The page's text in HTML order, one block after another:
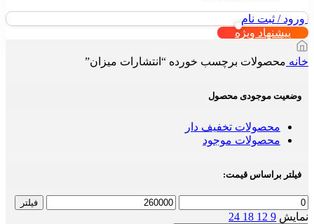
ورود / ثبت نام
پیشنهاد ویژه
خانه محصولات برچسب خورده “انتشارات میزان”
وضعیت موجودی محصول
محصولات تخفیف دار
محصولات موجود
فیلتر براساس قیمت:
حداقل
قیمت
حداکثر
فیلتر
نمایش 9
12
18
24